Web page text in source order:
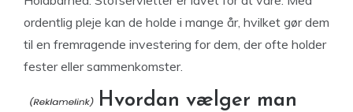
ordentlig pleje kan de holde i mange år, hvilket gør dem
til en fremragende investering for dem, der ofte holder
fester eller sammenkomster.
Hvordan vælger man